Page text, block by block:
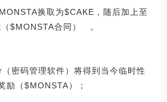
换取为$CAKE，随后加上至
$MONSTA合同） 。
密码管理软件）将得到当今临时性
励（$MONSTA）；